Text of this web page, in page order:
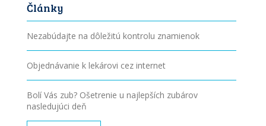
Články
Nezabúdajte na dôležitú kontrolu znamienok
Objednávanie k lekárovi cez internet
Bolí Vás zub? Ošetrenie u najlepších zubárov
nasledujúci deň